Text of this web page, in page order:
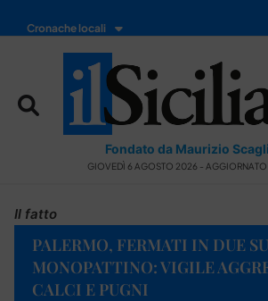
Cronache locali
Fondato da Maurizio
GIOVEDÌ 6 AGOSTO 2026 - AGGIORNATO
Il fatto
PALERMO, FERMATI IN DUE
MONOPATTINO: VIGILE
CALCI E PUGNI